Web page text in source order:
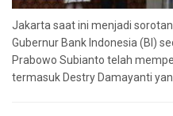
Jakarta saat ini menjadi
Gubernur Bank Indonesia (BI)
Prabowo Subianto telah
termasuk Destry Damayanti